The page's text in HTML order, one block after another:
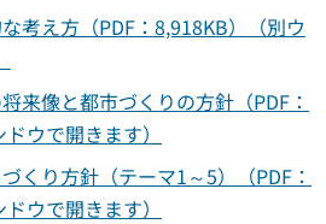
考え方（PDF：8,918KB）（別ウ
来像と都市づくりの方針（PDF：
ウで開きます）
くり方針（テーマ1～5）（PDF：
ウで開きます）